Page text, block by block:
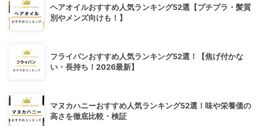
ヘアオイルおすすめ人気ランキング52選【プチプラ・髪質
別やメンズ向けも！】
フライパンおすすめ人気ランキング52選！【焦げ付かな
い・長持ち！2026最新】
マヌカハニーおすすめ人気ランキング52選！味や栄養価の
高さを徹底比較・検証